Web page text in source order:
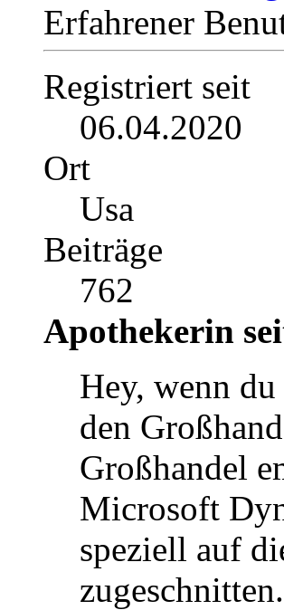
Erfahrener
Registriert seit
06.04.2020
Ort
Usa
Beiträge
762
Apothekerin
Hey, wenn
den
Großhandel
Microsoft
speziell auf
zugeschnitten.